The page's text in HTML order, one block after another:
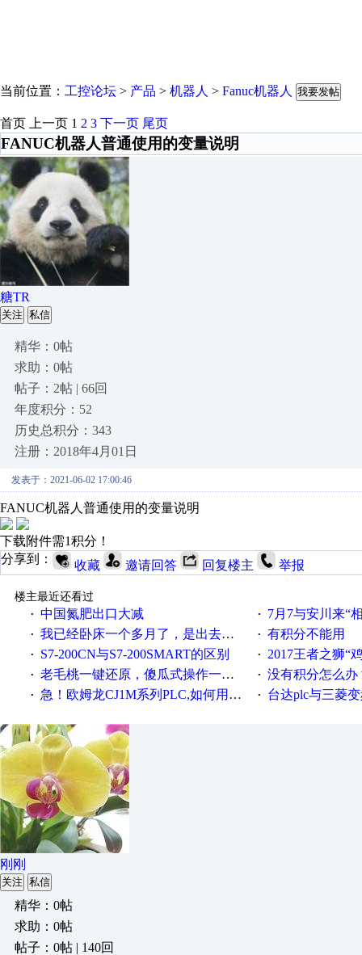
当前位置： 工控论坛 > 产品 > 机器人 > Fanuc机器人 我要发帖
首页 上一页 1 2 3 下一页 尾页
FANUC机器人普通使用的变量说明
糖TR
关注 私信
精华：0帖
求助：0帖
帖子：2帖 | 66回
年度积分：52
历史总积分：343
注册：2018年4月01日
发表于：2021-06-02 17:00:46
FANUC机器人普通使用的变量说明
下载附件需1积分！
分享到：
收藏 邀请回答 回复楼主 举报
楼主最近还看过
· 中国氮肥出口大减 · 7月7与安川来“
· 我已经卧床一个多月了，是出去安装机械手在高速遭遇车祸所致:大家工作都要特别注意啊 · 有积分不能用
· S7-200CN与S7-200SMART的区别 · 2017王者之狮“鸡”情签到
· 老毛桃一键还原，傻瓜式操作一键轻松备份还原；程序为向导式安装，一键即可实现自动备份或还原系统。 · 没有积分怎么办
· 急！欧姆龙CJ1M系列PLC,如何用时间控制变频器。要求时间在组态王中可以自由输入！拜托各位大神了！ · 台达plc与三菱
刚刚
关注 私信
精华：0帖
求助：0帖
帖子：0帖 | 140回